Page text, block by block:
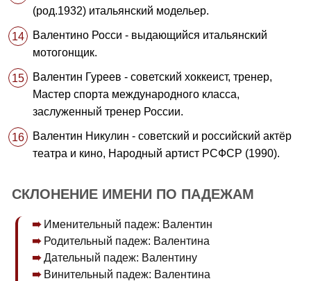
(pод.1932) итальянский модельер.
Валентино Росси - выдающийся итальянский
мотогонщик.
Валентин Гуреев - советский хоккеист, тренер,
Мастер спорта международного класса,
заслуженный тренер России.
Валентин Никулин - советский и российский актёр
театра и кино, Народный артист РСФСР (1990).
СКЛОНЕНИЕ ИМЕНИ ПО ПАДЕЖАМ
Именительный падеж: Валентин
Родительный падеж: Валентина
Дательный падеж: Валентину
Винительный падеж: Валентина